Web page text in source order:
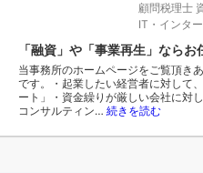
顧問税理士
IT・インタ
「融資」や「事業再生」ならお
当事務所のホームページをご覧頂き
です。・起業したい経営者に対して
ート」・資金繰りが厳しい会社に対
コンサルティン… 続きを読む